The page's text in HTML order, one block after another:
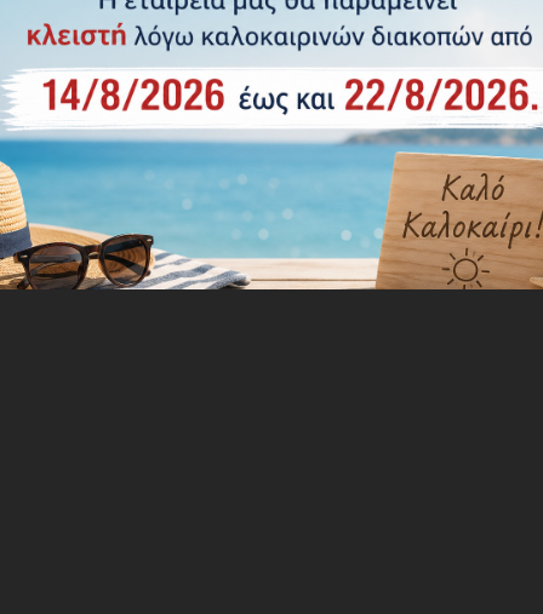
Αποσπώμενο Κάλυμμα - Εσωτερικού χώρου